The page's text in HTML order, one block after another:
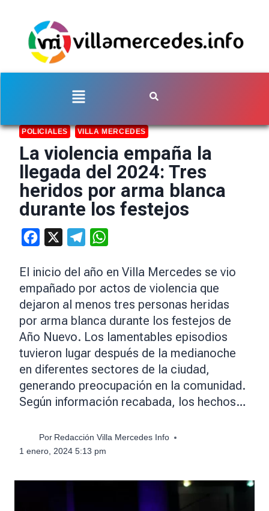
POLICIALES VILLA MERCEDES
La violencia empaña la
llegada del 2024: Tres
heridos por arma blanca
durante los festejos
Facebook Telegram
El inicio del año en Villa Mercedes se vio
empañado por actos de violencia que
dejaron al menos tres personas heridas
por arma blanca durante los festejos de
Año Nuevo. Los lamentables episodios
tuvieron lugar después de la medianoche
en diferentes sectores de la ciudad,
generando preocupación en la comunidad.
Según información recabada, los hechos…
Por Redacción Villa Mercedes Info
1 enero, 2024 5:13 pm